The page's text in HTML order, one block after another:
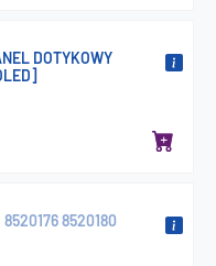
DOTYKOWY
8520180